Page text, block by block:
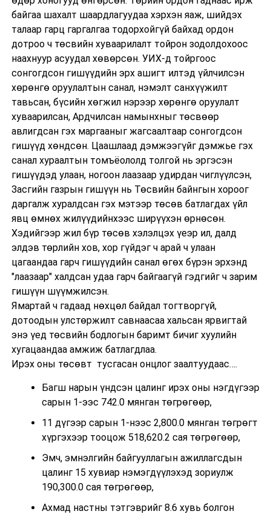
байгаа шахалт шаардлагуудаа хэрхэн яаж, шийдэх
талаар гарц гаргалгаа тодорхойгүй байхад ордон
дотроо ч төсвийн хуваарилалт тойрон зодолдохоос
наахнуур асуудал хөвөрсөн. УИХ-д тойргоос
сонгогдсон гишүүдийн эрх ашигт илтэд үйлчилсэн
хөрөнгө оруулалтын санал, нэмэлт санхүүжилт
тавьсан, бүсийн хөгжил нэрээр хөрөнгө оруулалт
хуваарилсан, Ардчилсан намынхныг төсвөөр
авлигдсан гэх маргааныг жагсаалтаар сонгогдсон
гишүүд хөндсөн. Цаашлаад дэмжээгүйг дэмжье гэх
санал хураалтын томъёололд толгой нь эргэсэн
гишүүдэд улаан, ногоон лаазаар удирдан чиглүүлсэн,
Засгийн газрын гишүүн нь Төсвийн байнгын хороог
даргалж хуралдсан гэх мэтээр төсөв батлагдах үйл
явц өмнөх жилүүдийнхээс ширүүхэн өрнөсөн.
Хэдийгээр жил бүр төсөв хэлэлцэх үеэр ил, далд
элдэв төрлийн хов, хор гүйдэг ч арай ч улаан
цагаандаа гарч гишүүдийн санал өгөх бүрэн эрхэнд
"лаазаар" халдсан удаа гарч байгаагүй гэдгийг ч зарим
гишүүн шүүмжилсэн.
Ямартай ч гадаад нөхцөл байдал тогтворгүй,
дотоодын улстөржилт савнаасаа хальсан ярвигтай
энэ үед төсвийн бодлогын баримт бичиг хуулийн
хугацаандаа амжиж батлагдлаа.
Ирэх оны төсөвт тусгасан онцлог заалтуудаас….
Багш нарын үндсэн цалинг ирэх оны нэгдүгээр
сарын 1-ээс 742.0 мянган төгрөгөөр,
11 дүгээр сарын 1-нээс 2,800.0 мянган төгрөгт
хүргэхээр тооцож 518,620.2 сая төгрөгөөр,
Эмч, эмнэлгийн байгууллагын ажиллагсдын
цалинг 15 хувиар нэмэгдүүлэхэд зориулж
190,300.0 сая төгрөгөөр,
Ахмад настны тэтгэврийг 8.6 хувь болгон